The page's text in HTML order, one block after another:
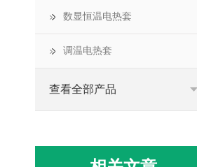
数显恒温电热套
调温电热套
查看全部产品